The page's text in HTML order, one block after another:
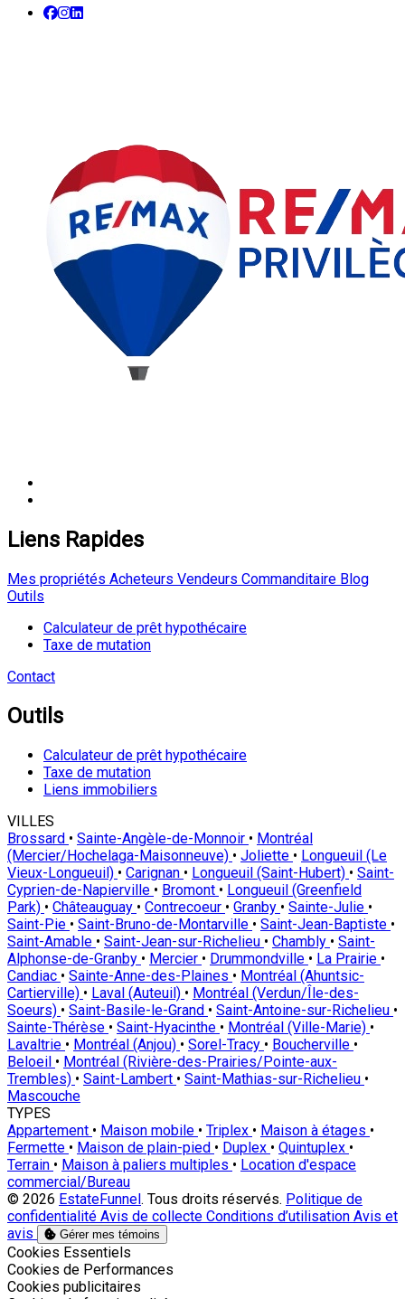
Liens Rapides
Mes propriétés Acheteurs Vendeurs Commanditaire Blog
Outils
Calculateur de prêt hypothécaire
Taxe de mutation
Contact
Outils
Calculateur de prêt hypothécaire
Taxe de mutation
Liens immobiliers
VILLES
Brossard • Sainte-Angèle-de-Monnoir • Montréal
(Mercier/Hochelaga-Maisonneuve) • Joliette • Longueuil (Le
Vieux-Longueuil) • Carignan • Longueuil (Saint-Hubert) • Saint-
Cyprien-de-Napierville • Bromont • Longueuil (Greenfield
Park) • Châteauguay • Contrecoeur • Granby • Sainte-Julie •
Saint-Pie • Saint-Bruno-de-Montarville • Saint-Jean-Baptiste •
Saint-Amable • Saint-Jean-sur-Richelieu • Chambly • Saint-
Alphonse-de-Granby • Mercier • Drummondville • La Prairie •
Candiac • Sainte-Anne-des-Plaines • Montréal (Ahuntsic-
Cartierville) • Laval (Auteuil) • Montréal (Verdun/Île-des-
Soeurs) • Saint-Basile-le-Grand • Saint-Antoine-sur-Richelieu •
Sainte-Thérèse • Saint-Hyacinthe • Montréal (Ville-Marie) •
Lavaltrie • Montréal (Anjou) • Sorel-Tracy • Boucherville •
Beloeil • Montréal (Rivière-des-Prairies/Pointe-aux-
Trembles) • Saint-Lambert • Saint-Mathias-sur-Richelieu •
Mascouche
TYPES
Appartement • Maison mobile • Triplex • Maison à étages •
Fermette • Maison de plain-pied • Duplex • Quintuplex •
Terrain • Maison à paliers multiples • Location d'espace
commercial/Bureau
© 2026 EstateFunnel. Tous droits réservés. Politique de
confidentialité Avis de collecte Conditions d’utilisation Avis et
avis
Gérer mes témoins
Activer
Cookies Essentiels
Activer
Cookies de Performances
Activer
Cookies publicitaires